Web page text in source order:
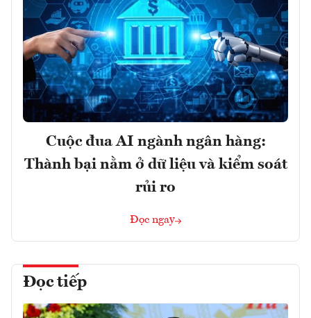
Cuộc đua AI ngành ngân hàng:
Thành bại nằm ở dữ liệu và kiểm soát
rủi ro
Đọc ngay
Đọc tiếp